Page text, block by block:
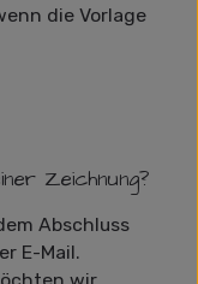
die Vorlage
Zeichnung?
Abschluss
E-Mail.